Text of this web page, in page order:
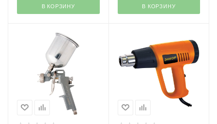
В КОРЗИНУ В КОРЗИНУ